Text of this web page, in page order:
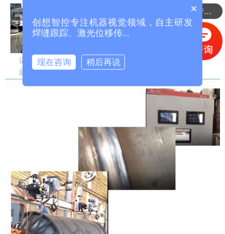
适配安川机器人完成空压机钣金件焊接
应用案例二
可以介绍下你们的产品么？
×
创想智控专注机器视觉领域，自主研发
焊缝跟踪、激光位移传...
现在咨询 稍后再说